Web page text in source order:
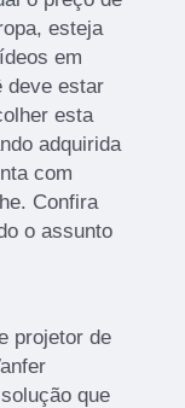
esteja
em
deve estar
esta
adquirida
com
Confira
o assunto
projetor de
que